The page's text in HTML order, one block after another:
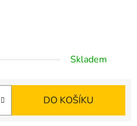
Skladem
DO KOŠÍKU